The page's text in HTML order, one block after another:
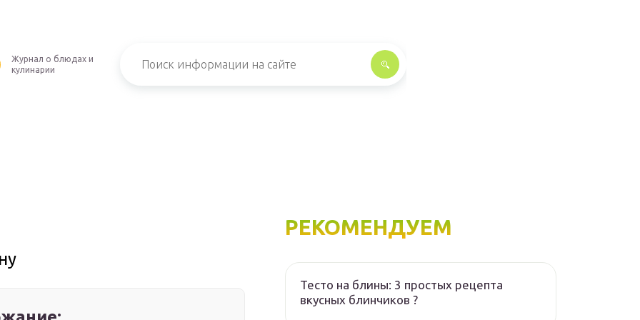
Журнал о блюдах и
кулинарии
РЕКОМЕНДУЕМ
Тесто на блины: 3 простых рецепта
вкусных блинчиков ?